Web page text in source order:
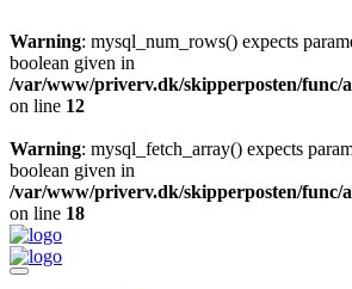
Warning: mysql_num_rows() expects
boolean given in
/var/www/priverv.dk/skipperposten/func/
on line 12
Warning: mysql_fetch_array() expects
boolean given in
/var/www/priverv.dk/skipperposten/func/
on line 18
Menu